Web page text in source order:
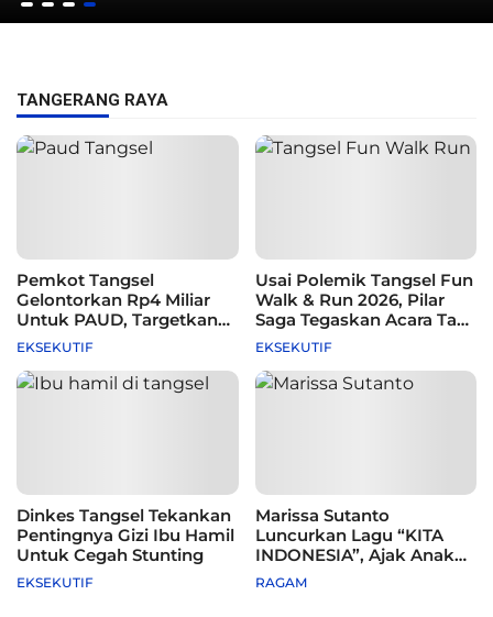
TANGERANG RAYA
Pemkot Tangsel
Gelontorkan Rp4 Miliar
Untuk PAUD, Targetkan
115 Sekolah
EKSEKUTIF
Usai Polemik Tangsel Fun
Walk & Run 2026, Pilar
Saga Tegaskan Acara Tak
Difasilitasi Pemkot
EKSEKUTIF
Dinkes Tangsel Tekankan
Pentingnya Gizi Ibu Hamil
Untuk Cegah Stunting
EKSEKUTIF
Marissa Sutanto
Luncurkan Lagu “KITA
INDONESIA”, Ajak Anak
Muda Berkarya dari Alat
Sederhana hingga Musik
RAGAM